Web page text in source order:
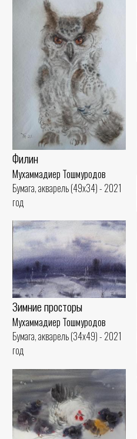
Филин
Мухаммадиер Тошмуродов
Бумага, акварель (49x34) - 2021
год
Зимние просторы
Мухаммадиер Тошмуродов
Бумага, акварель (34x49) - 2021
год